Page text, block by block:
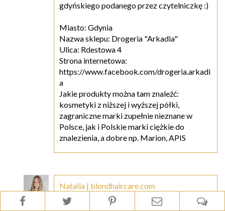
gdyńskiego podanego przez czytelniczkę :)
Miasto: Gdynia
Nazwa sklepu: Drogeria "Arkadia"
Ulica: Rdestowa 4
Strona internetowa:
https://www.facebook.com/drogeria.arkadi
a
Jakie produkty można tam znaleźć:
kosmetyki z niższej i wyższej półki,
zagraniczne marki zupełnie nieznane w
Polsce, jak i Polskie marki ciężkie do
znalezienia, a dobre np. Marion, APIS
Natalia | blondhaircare.com
12 października 2013 19:21